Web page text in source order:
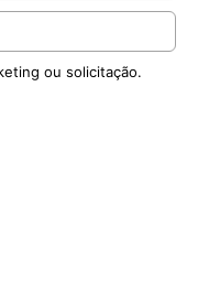
ou solicitação.